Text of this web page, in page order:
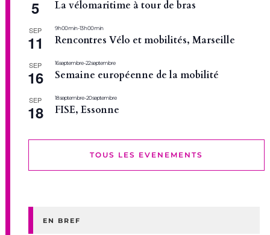
5 La vélomaritime à tour de bras
SEP
11
9 h 00 min-13 h 00 min
Rencontres Vélo et mobilités, Marseille
SEP
16
16 septembre-22 septembre
Semaine européenne de la mobilité
SEP
18
18 septembre-20 septembre
FISE, Essonne
TOUS LES EVENEMENTS
EN BREF